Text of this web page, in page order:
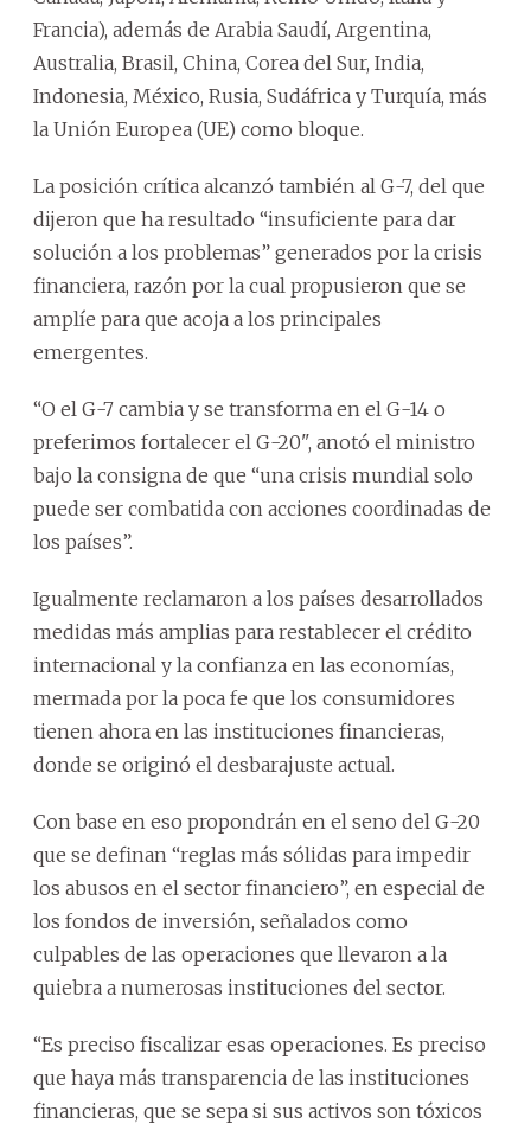
Francia), además de Arabia Saudí, Argentina,
Australia, Brasil, China, Corea del Sur, India,
Indonesia, México, Rusia, Sudáfrica y Turquía, más
la Unión Europea (UE) como bloque.
La posición crítica alcanzó también al G-7, del que
dijeron que ha resultado “insuficiente para dar
solución a los problemas” generados por la crisis
financiera, razón por la cual propusieron que se
amplíe para que acoja a los principales
emergentes.
“O el G-7 cambia y se transforma en el G-14 o
preferimos fortalecer el G-20", anotó el ministro
bajo la consigna de que “una crisis mundial solo
puede ser combatida con acciones coordinadas de
los países”.
Igualmente reclamaron a los países desarrollados
medidas más amplias para restablecer el crédito
internacional y la confianza en las economías,
mermada por la poca fe que los consumidores
tienen ahora en las instituciones financieras,
donde se originó el desbarajuste actual.
Con base en eso propondrán en el seno del G-20
que se definan “reglas más sólidas para impedir
los abusos en el sector financiero”, en especial de
los fondos de inversión, señalados como
culpables de las operaciones que llevaron a la
quiebra a numerosas instituciones del sector.
“Es preciso fiscalizar esas operaciones. Es preciso
que haya más transparencia de las instituciones
financieras, que se sepa si sus activos son tóxicos